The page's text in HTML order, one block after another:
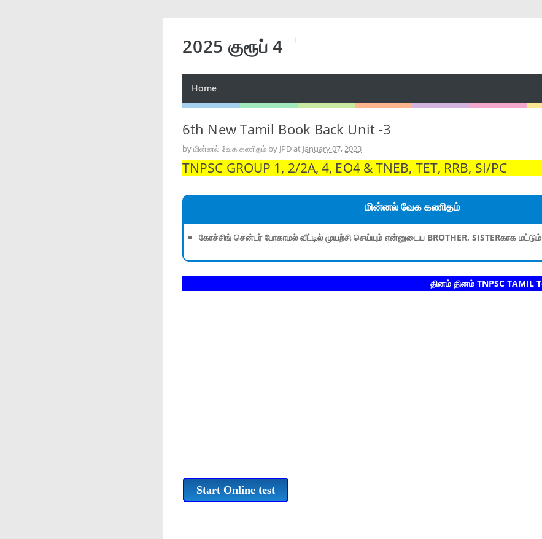
2025 குரூப் 4
Home
6th New Tamil Book Back Unit -3
byமின்னல் வேக கணிதம் by JPDat January 07, 2023
TNPSC GROUP 1, 2/2A, 4, EO4 & TNEB, TET, RRB, SI/PC
மின்னல் வேக கணிதம்
கோச்சிங் சென்டர் போகாமல் வீட்டில் முயற்சி செய்யும் என்னுடைய BROTHER, SISTERகாக மட்டும்
தினம் தினம் TNPSC TAMIL Test
Start Online test